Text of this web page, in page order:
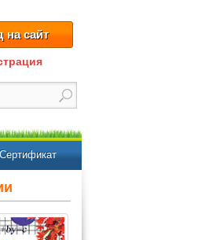
на сайт
Сертификат